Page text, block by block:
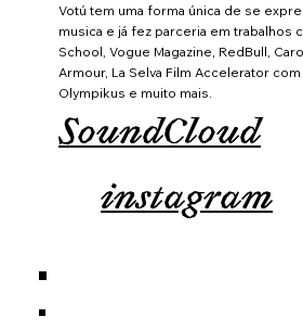
Votú tem uma forma única de se
musica e já fez parceria em trabalhos
School, Vogue Magazine, RedBull,
Armour, La Selva Film Accelerator
Olympikus e muito mais.
SoundCloud
instagram